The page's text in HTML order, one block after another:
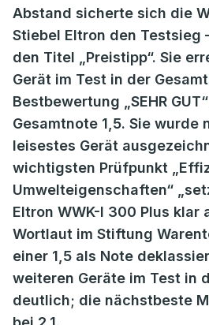
Abstand sicherte sich die
Stiebel Eltron den Testsieg
den Titel „Preistipp“. Sie
Gerät im Test in der
Bestbewertung „SEHR
Gesamtnote 1,5. Sie wurde
leisestes Gerät
wichtigsten Prüfpunkt
Umwelteigenschaften“
Eltron WWK-I 300 Plus klar
Wortlaut im Stiftung
einer 1,5 als Note
weiteren Geräte im Test in
deutlich; die nächstbeste